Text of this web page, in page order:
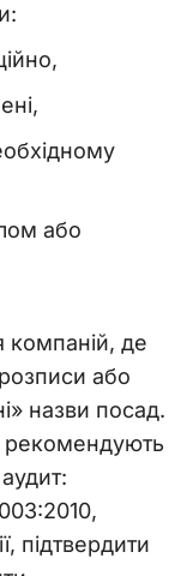
або
компаній, де
або
назви посад.
підтвердити